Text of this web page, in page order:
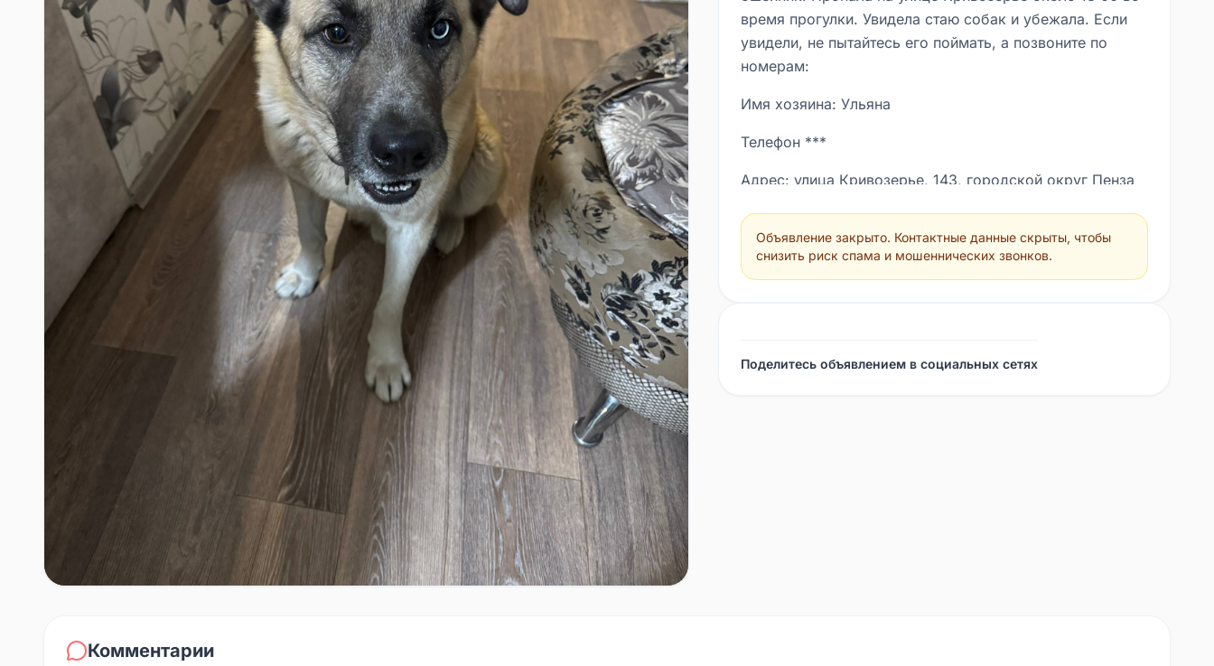
время прогулки. Увидела стаю собак и убежала. Если
увидели, не пытайтесь его поймать, а позвоните по
номерам:
Имя хозяина: Ульяна
Телефон ***
Адрес: улица Кривозерье, 143, городской округ Пенза
Объявление закрыто. Контактные данные скрыты, чтобы
снизить риск спама и мошеннических звонков.
Поделитесь объявлением в социальных сетях
Комментарии